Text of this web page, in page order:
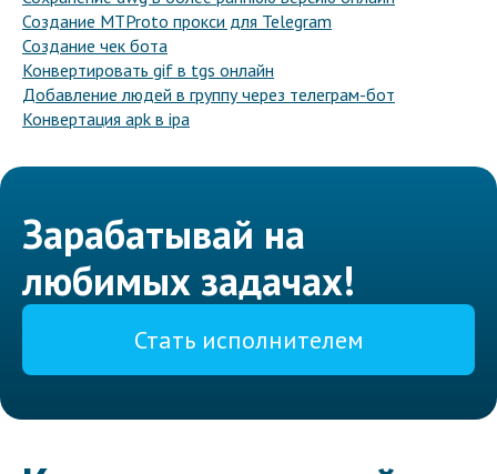
Создание MTProto прокси для Telegram
Создание чек бота
Конвертировать gif в tgs онлайн
Добавление людей в группу через телеграм-бот
Конвертация apk в ipa
Зарабатывай на
любимых задачах!
Стать исполнителем